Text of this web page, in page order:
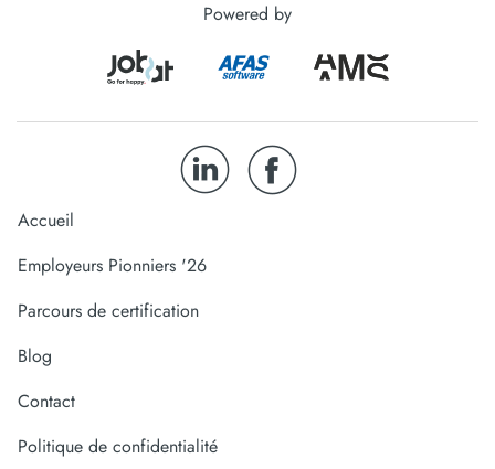
Powered by
Accueil
Employeurs Pionniers '26
Parcours de certification
Blog
Contact
Politique de confidentialité